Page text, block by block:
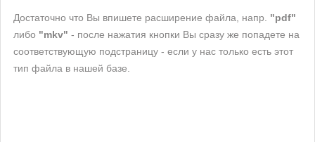
Достаточно что Вы впишете расширение файла, напр. "pdf"
либо "mkv" - после нажатия кнопки Вы сразу же попадете на
соответствующую подстраницу - если у нас только есть этот
тип файла в нашей базе.